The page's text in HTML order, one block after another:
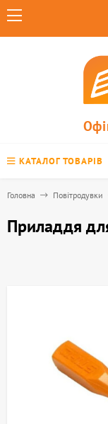
КАТАЛОГ ТОВАРІВ
Головна Повітродувки
Приладдя